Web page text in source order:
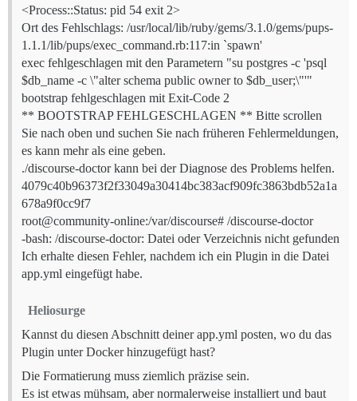
<Process::Status: pid 54 exit 2>
Ort des Fehlschlags: /usr/local/lib/ruby/gems/3.1.0/gems/pups-
1.1.1/lib/pups/exec_command.rb:117:in `spawn'
exec fehlgeschlagen mit den Parametern "su postgres -c 'psql
$db_name -c \"alter schema public owner to $db_user;\"'"
bootstrap fehlgeschlagen mit Exit-Code 2
** BOOTSTRAP FEHLGESCHLAGEN ** Bitte scrollen
Sie nach oben und suchen Sie nach früheren Fehlermeldungen,
es kann mehr als eine geben.
./discourse-doctor kann bei der Diagnose des Problems helfen.
4079c40b96373f2f33049a30414bc383acf909fc3863bdb52a1a
678a9f0cc9f7
root@community-online:/var/discourse# /discourse-doctor
-bash: /discourse-doctor: Datei oder Verzeichnis nicht gefunden
Ich erhalte diesen Fehler, nachdem ich ein Plugin in die Datei
app.yml eingefügt habe.
Heliosurge
Kannst du diesen Abschnitt deiner app.yml posten, wo du das
Plugin unter Docker hinzugefügt hast?
Die Formatierung muss ziemlich präzise sein.
Es ist etwas mühsam, aber normalerweise installiert und baut